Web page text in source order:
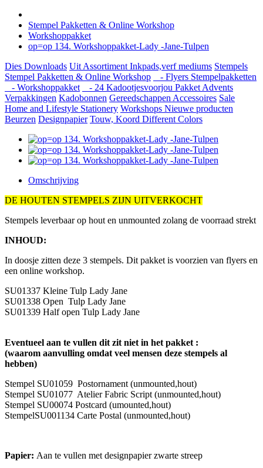
Stempel Pakketten & Online Workshop
Workshoppakket
op=op 134. Workshoppakket-Lady -Jane-Tulpen
Dies Downloads Uit Assortiment Inkpads,verf mediums Stempels
Stempel Pakketten & Online Workshop
- Flyers Stempelpakketten
- Workshoppakket
- 24 Kadootjesvoorjou Pakket Advents
Verpakkingen Kadobonnen Gereedschappen Accessoires Sale
Home and Lifestyle Stationery Workshops Nieuwe producten
Beurzen Designpapier Touw, Koord Different Colors
Omschrijving
DE HOUTEN STEMPELS ZIJN UITVERKOCHT
Stempels leverbaar op hout en unmounted zolang de voorraad strekt
INHOUD:
In doosje zitten deze 3 stempels. Dit pakket is voorzien van flyers en
een online workshop.
SU01337 Kleine Tulp Lady Jane
SU01338 Open Tulp Lady Jane
SU01339 Half open Tulp Lady Jane
Eventueel aan te vullen dit zit niet in het pakket :
(waarom aanvulling omdat veel mensen deze stempels al
hebben)
Stempel SU01059 Postornament (unmounted,hout)
Stempel SU01077 Atelier Fabric Script (unmounted,hout)
Stempel SU00074 Postcard (umounted,hout)
StempelSU001134 Carte Postal (unmounted,hout)
Papier: Aan te vullen met designpapier zwarte streep